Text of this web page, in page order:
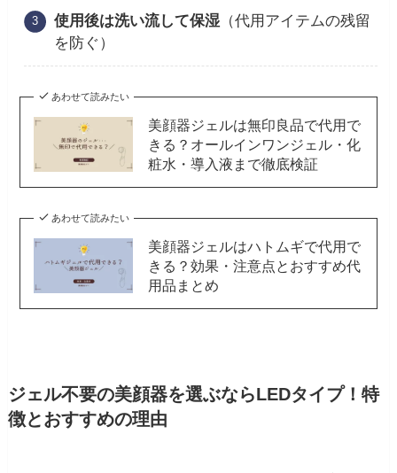
使用後は洗い流して保湿（代用アイテムの残留
を防ぐ）
あわせて読みたい
美顔器ジェルは無印良品で代用で
きる？オールインワンジェル・化
粧水・導入液まで徹底検証
あわせて読みたい
美顔器ジェルはハトムギで代用で
きる？効果・注意点とおすすめ代
用品まとめ
ジェル不要の美顔器を選ぶならLEDタイプ！特
徴とおすすめの理由